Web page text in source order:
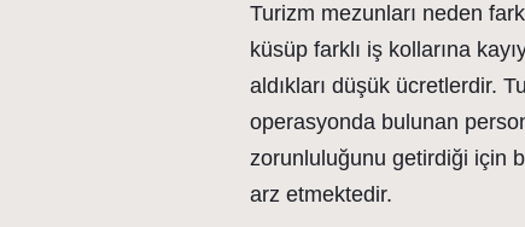
Turizm mezunları neden
küsüp farklı iş kollarına
aldıkları düşük ücretlerdir.
operasyonda bulunan
zorunluluğunu getirdiği için
arz etmektedir.